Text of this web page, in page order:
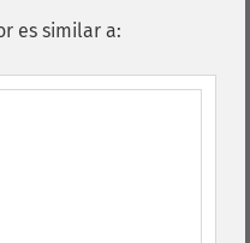
es similar a: